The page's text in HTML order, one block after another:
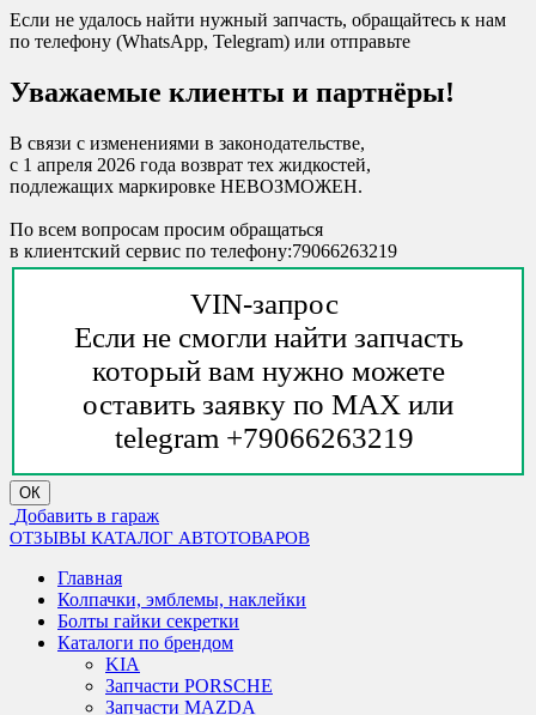
Если не удалось найти нужный запчасть, обращайтесь к нам
по телефону (WhatsApp, Telegram) или отправьте
Уважаемые клиенты и партнёры!
В связи с изменениями в законодательстве,
с 1 апреля 2026 года возврат тех жидкостей,
подлежащих маркировке НЕВОЗМОЖЕН.
По всем вопросам просим обращаться
в клиентский сервис по телефону:79066263219
VIN-запрос
Если не смогли найти запчасть
который вам нужно можете
оставить заявку по MAX или
telegram +79066263219
ОК
Добавить в гараж
ОТЗЫВЫ КАТАЛОГ АВТОТОВАРОВ
Главная
Колпачки, эмблемы, наклейки
Болты гайки секретки
Каталоги по брендом
KIA
Запчасти PORSCHE
Запчасти MAZDA